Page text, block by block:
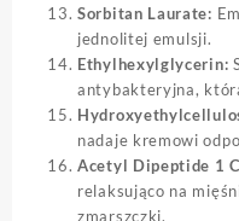
Sorbitan Laurate:
jednolitej emulsji.
Ethylhexylglycerin:
antybakteryjna,
nadaje kremowi
Acetyl Dipeptide 1
relaksująco na
zmarszczki.